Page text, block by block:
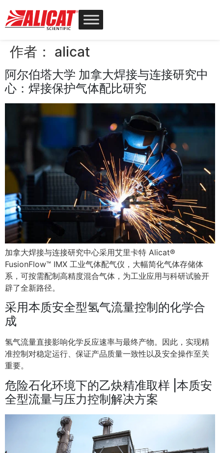
作者： alicat
阿尔伯塔大学 加拿大焊接与连接研究中
心：焊接保护气体配比研究
加拿大焊接与连接研究中心采用艾里卡特 Alicat®
FusionFlow™ IMX 工业气体配气仪，大幅简化气体存储体
系，可按需配制高精度混合气体，为工业应用与科研试验开
辟了全新路径。
采用本质安全型氢气流量控制的化学合
成
氢气流量直接影响化学反应速率与最终产物。因此，实现精
准控制对稳定运行、保证产品质量一致性以及安全操作至关
重要。
危险石化环境下的乙炔精准取样 |本质安
全型流量与压力控制解决方案